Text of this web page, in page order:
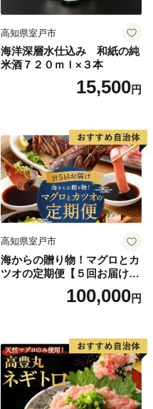
高知県室戸市
海洋深層水仕込み 和紙の純
米酒７２０ｍｌ×３本
15,500円
高知県室戸市
海からの贈り物！マグロとカ
ツオの定期便【５回お届け】
海鮮 魚 刺身 まぐろ 鮪 かつ
お 鰹 たたき 高知100,000円